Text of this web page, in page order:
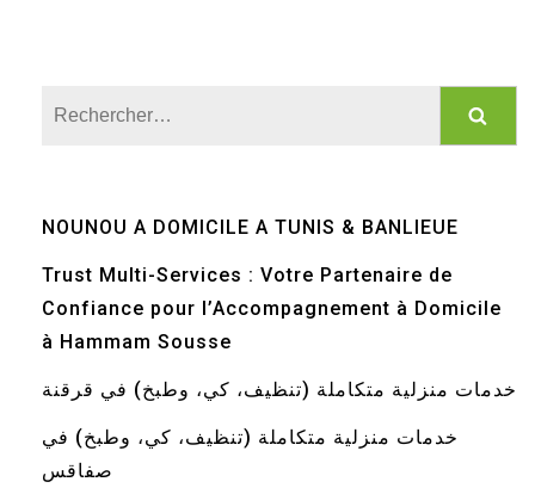
NOUNOU A DOMICILE A TUNIS & BANLIEUE
Trust Multi-Services : Votre Partenaire de
Confiance pour l’Accompagnement à Domicile
à Hammam Sousse
خدمات منزلية متكاملة (تنظيف، كي، وطبخ) في قرقنة
خدمات منزلية متكاملة (تنظيف، كي، وطبخ) في
صفاقس